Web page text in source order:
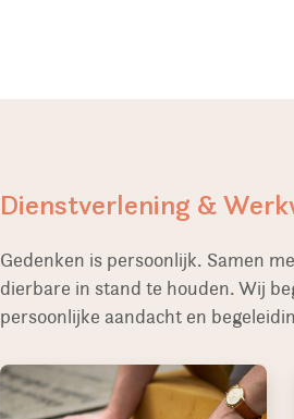
Dienstverlening &
Gedenken is persoonlijk. Samen
dierbare in stand te houden. Wij
persoonlijke aandacht en